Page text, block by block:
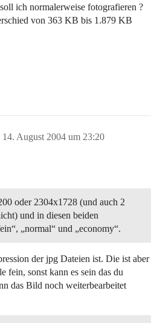
ich normalerweise fotografieren ?
von 363 KB bis 1.879 KB
14. August 2004 um 23:20
oder 2304x1728 (und auch 2
und in diesen beiden
„normal“ und „economy“.
der jpg Dateien ist. Die ist aber
fein, sonst kann es sein das du
das Bild noch weiterbearbeitet